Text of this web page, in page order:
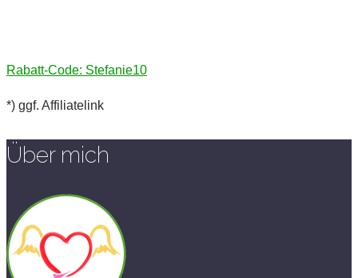
Rabatt-Code: Stefanie10
*) ggf. Affiliatelink
Über mich